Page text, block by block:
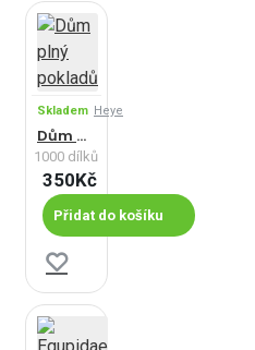
Skladem Heye
Dům plný pokladů
1000 dílků
350Kč
Přidat do košíku